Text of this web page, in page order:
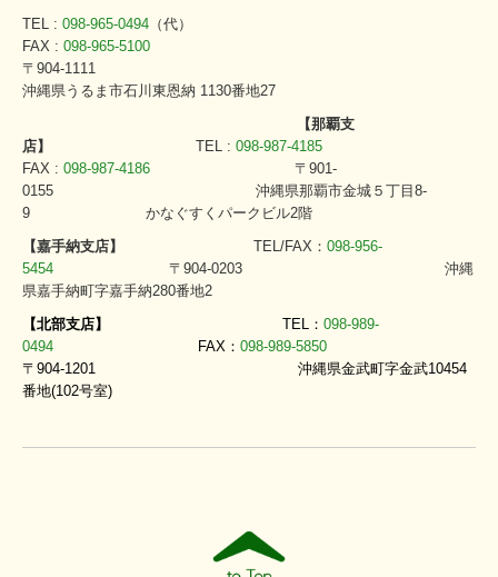
TEL : 098-965-0494 （代）
FAX : 098-965-5100
〒904-1111
沖縄県うるま市石川東恩納 1130番地27
【那覇支
店】
TEL : 098-987-4185
FAX : 098-987-4186
〒901-
0155 沖縄県那覇市金城５丁目8-
9 かなぐすくパークビル2階
【嘉手納支店】 TEL/FAX： 098-956-
5454 〒904-0203 沖縄
県嘉手納町字嘉手納280番地2
【北部支店】
TEL： 098-989-
0494
FAX： 098-989-5850
〒904-1201 沖縄県金武町字金武10454
番地(102号室)